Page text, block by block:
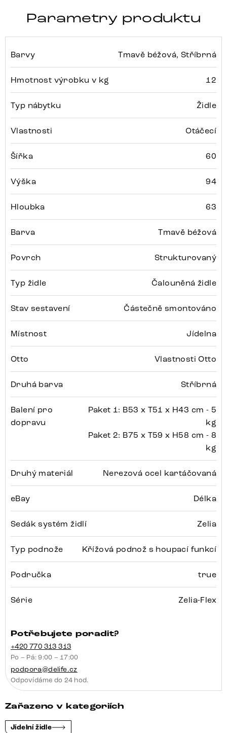
Parametry produktu
Barvy Tmavě béžová, Stříbrná
Hmotnost výrobku v kg 12
Typ nábytku Židle
Vlastnosti Otáčecí
Šířka 60
Výška 94
Hloubka 63
Barva Tmavě béžová
Povrch Strukturovaný
Typ židle Čalouněná židle
Stav sestavení Částečně smontováno
Místnost Jídelna
Otto Vlastnosti Otto
Druhá barva Stříbrná
Balení pro
dopravu
Paket 1: B53 x T51 x H43 cm - 5
kg
Paket 2: B75 x T59 x H58 cm - 8
kg
Druhý materiál Nerezová ocel kartáčovaná
eBay Délka
Sedák systém židlí Zelia
Typ podnože Křížová podnož s houpací funkcí
Područka true
Série Zelia-Flex
Potřebujete poradit?
+420 770 313 313
Po – Pá: 9:00 – 17:00
podpora@delife.cz
Odpovídáme do 24 hod.
Zařazeno v kategoriích
Jídelní židle